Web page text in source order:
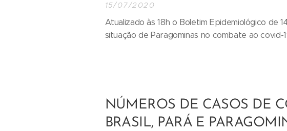
15/07/2020
Atualizado às 18h o Boletim Epidemiológico de
situação de Paragominas no combate ao covid-
NÚMEROS DE CASOS DE
BRASIL, PARÁ E